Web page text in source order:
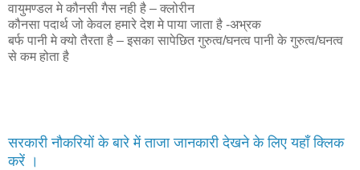
वायुमण्डल मे कौनसी गैस नही है – क्लोरीन
कौनसा पदार्थ जो केवल हमारे देश मे पाया जाता है -अभ्रक
बर्फ पानी मे क्यो तैरता है – इसका सापेछित गुरुत्व/घनत्व पानी के गुरुत्व/घनत्व
से कम होता है
सरकारी नौकरियों के बारे में ताजा जानकारी देखने के लिए यहाँ क्लिक
करें ।